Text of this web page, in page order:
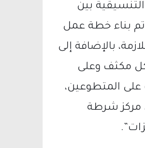
بين
بناء خطة عمل
بالإضافة إلى
مكثف وعلى
المتطوعين،
مركز شرطة